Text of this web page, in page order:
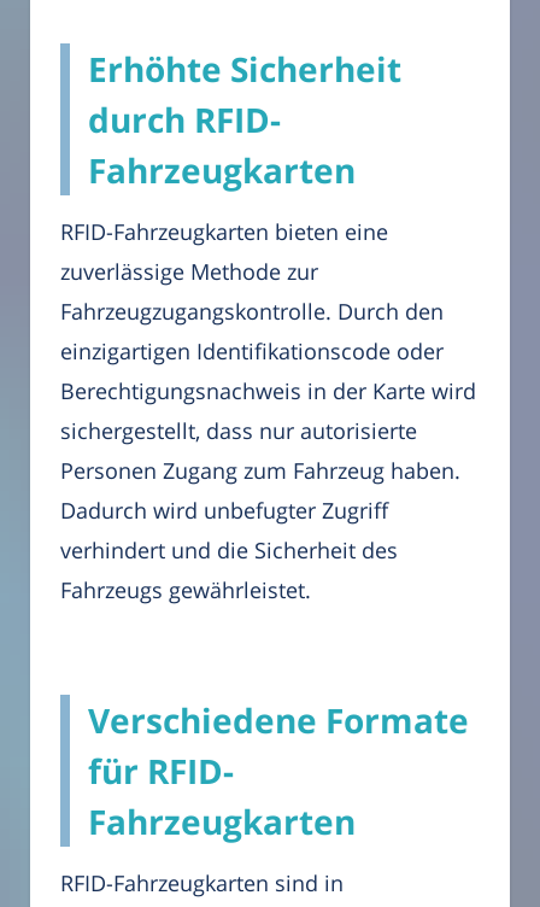
Erhöhte Sicherheit
durch RFID-
Fahrzeugkarten
RFID-Fahrzeugkarten bieten eine
zuverlässige Methode zur
Fahrzeugzugangskontrolle. Durch den
einzigartigen Identifikationscode oder
Berechtigungsnachweis in der Karte wird
sichergestellt, dass nur autorisierte
Personen Zugang zum Fahrzeug haben.
Dadurch wird unbefugter Zugriff
verhindert und die Sicherheit des
Fahrzeugs gewährleistet.
Verschiedene Formate
für RFID-
Fahrzeugkarten
RFID-Fahrzeugkarten sind in